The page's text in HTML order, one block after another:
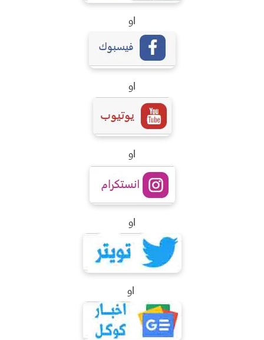
او
او
او
او
او